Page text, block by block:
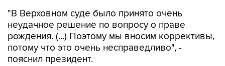
"В Верховном суде было принято очень
неудачное решение по вопросу о праве
рождения. (...) Поэтому мы вносим коррективы,
потому что это очень несправедливо", -
пояснил президент.